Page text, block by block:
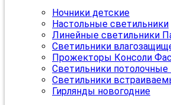
Ночники детские
Настольные светильники
Линейные светильники
Светильники
Прожекторы Консоли
Светильники
Светильники
Гирлянды новогодние